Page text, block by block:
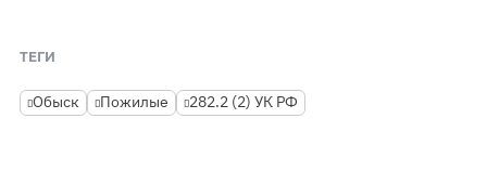
ТЕГИ
Обыск Пожилые 282.2 (2) УК РФ